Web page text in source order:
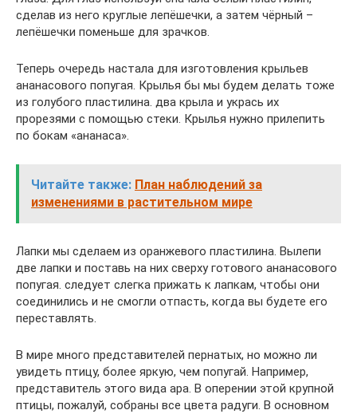
сделав из него круглые лепёшечки, а затем чёрный –
лепёшечки поменьше для зрачков.
Теперь очередь настала для изготовления крыльев
ананасового попугая. Крылья бы мы будем делать тоже
из голубого пластилина. два крыла и укрась их
прорезями с помощью стеки. Крылья нужно прилепить
по бокам «ананаса».
Читайте также: План наблюдений за
изменениями в растительном мире
Лапки мы сделаем из оранжевого пластилина. Вылепи
две лапки и поставь на них сверху готового ананасового
попугая. следует слегка прижать к лапкам, чтобы они
соединились и не смогли отпасть, когда вы будете его
переставлять.
В мире много представителей пернатых, но можно ли
увидеть птицу, более яркую, чем попугай. Например,
представитель этого вида ара. В оперении этой крупной
птицы, пожалуй, собраны все цвета радуги. В основном